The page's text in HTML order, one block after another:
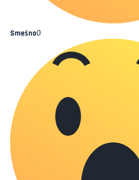
Smešno0